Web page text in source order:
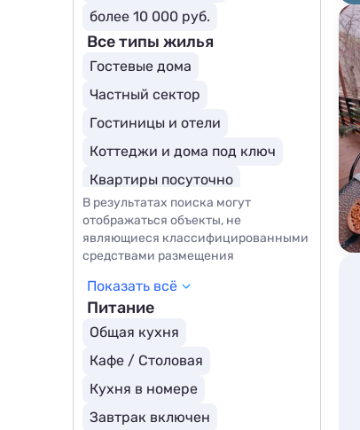
более 10 000 руб.
Все типы жилья
Гостевые дома
Частный сектор
Гостиницы и отели
Коттеджи и дома под ключ
Квартиры посуточно
Базы отдыха
Комнаты
Апартаменты
Мини-отели
Апарт отели
Бизнес-отели
Бутик-отели
Курортные отели
В результатах поиска могут
отображаться объекты, не
являющиеся классифицированными
средствами размещения
Показать всё
Питание
Общая кухня
Кафе / Столовая
Кухня в номере
Завтрак включен